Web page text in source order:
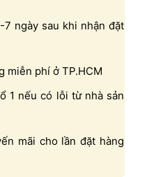
7 ngày sau khi nhận đặt
miễn phí ở TP.HCM
1 nếu có lỗi từ nhà sản
mãi cho lần đặt hàng